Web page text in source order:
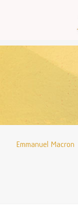
Emmanuel Macron